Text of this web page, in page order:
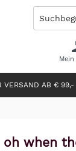
VERSAND AB € 99,-
oh when